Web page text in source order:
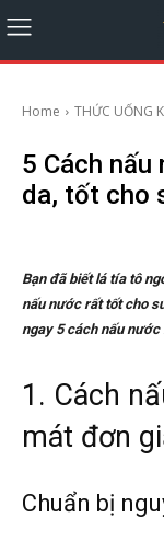
Home THỨC UỐNG
5 Cách
da, tốt cho
Bạn đã biết lá tía tô
nấu nước rất tốt cho
ngay 5 cách nấu
1. Cách
mát đơn
Chuẩn bị